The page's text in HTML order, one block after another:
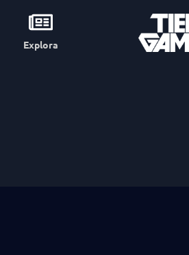
Explora